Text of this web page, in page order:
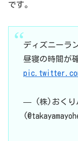
です。
ディズニーラ
昼寝の時間が
— (株)おくり